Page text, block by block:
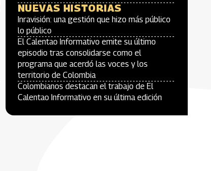
NUEVAS HISTORIAS
Inravisión: una gestión que hizo más público
lo público
El Calentao Informativo emite su último
episodio tras consolidarse como el
programa que acerdó las voces y los
territorio de Colombia
Colombianos destacan el trabajo de El
Calentao Informativo en su última edición